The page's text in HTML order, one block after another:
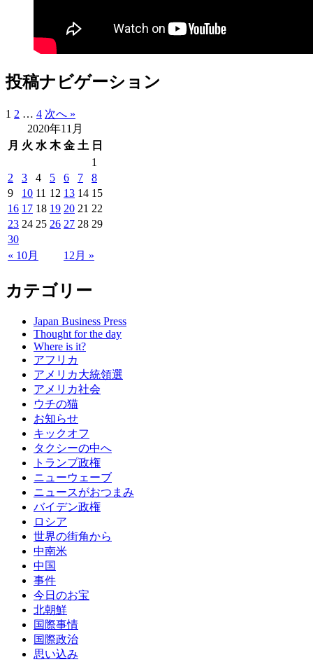
投稿ナビゲーション
1 2 … 4 次へ »
2020年11月
月 火 水 木 金 土 日
« 10月 12月 »
1
2
3 4 5 6 7
8
9
10 11 12 13 14 15
16 17 18 19 20 21 22
23 24 25 26 27 28 29
30
カテゴリー
Japan Business Press
Thought for the day
Where is it?
アフリカ
アメリカ大統領選
アメリカ社会
ウチの猫
お知らせ
キックオフ
タクシーの中へ
トランプ政権
ニューウェーブ
ニュースがおつまみ
バイデン政権
ロシア
世界の街角から
中南米
中国
事件
今日のお宝
北朝鮮
国際事情
国際政治
思い込み